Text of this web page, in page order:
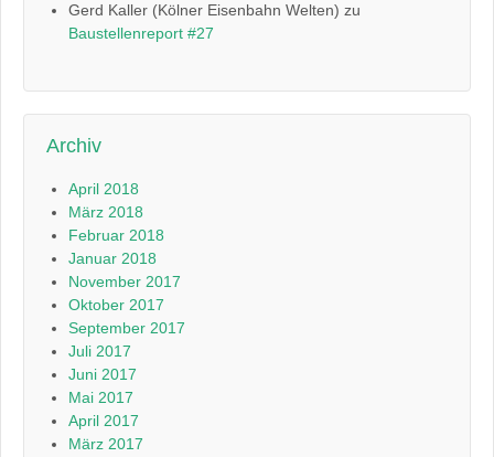
Gerd Kaller (Kölner Eisenbahn Welten) zu
Baustellenreport #27
Archiv
April 2018
März 2018
Februar 2018
Januar 2018
November 2017
Oktober 2017
September 2017
Juli 2017
Juni 2017
Mai 2017
April 2017
März 2017